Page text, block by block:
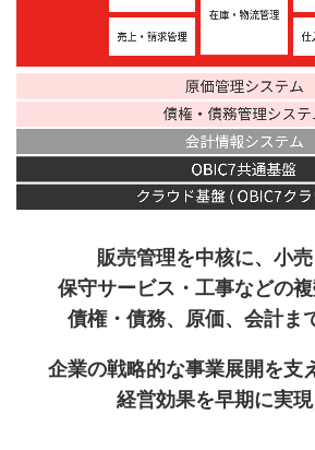
販売管理を中核に、小売
保守サービス・ 工事などの複
債権・債務、原価、会計ま
企業の戦略的な事業展開を支
経営効果を早期に実